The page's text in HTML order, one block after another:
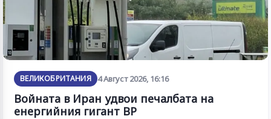
ВЕЛИКОБРИТАНИЯ 4 Август 2026, 16:16
Войната в Иран удвои печалбата на
енергийния гигант BP